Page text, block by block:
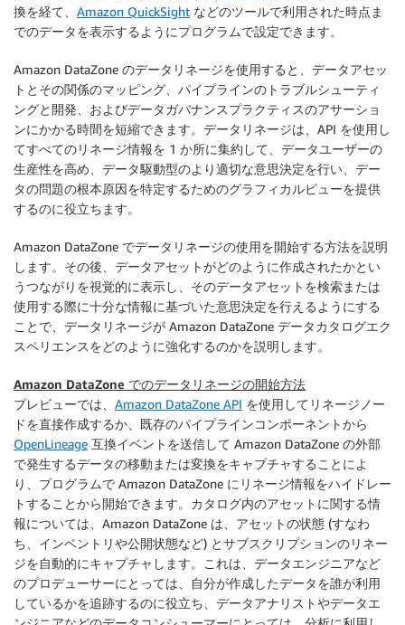
換を経て、 Amazon QuickSight などのツールで利用された時点ま
でのデータを表示するようにプログラムで設定できます。
Amazon DataZone のデータリネージを使用すると、データアセッ
トとその関係のマッピング、パイプラインのトラブルシューティ
ングと開発、およびデータガバナンスプラクティスのアサーショ
ンにかかる時間を短縮できます。データリネージは、API を使用し
てすべてのリネージ情報を 1 か所に集約して、データユーザーの
生産性を高め、データ駆動型のより適切な意思決定を行い、デー
タの問題の根本原因を特定するためのグラフィカルビューを提供
するのに役立ちます。
Amazon DataZone でデータリネージの使用を開始する方法を説明
します。その後、データアセットがどのように作成されたかとい
うつながりを視覚的に表示し、そのデータアセットを検索または
使用する際に十分な情報に基づいた意思決定を行えるようにする
ことで、データリネージが Amazon DataZone データカタログエク
スペリエンスをどのように強化するのかを説明します。
Amazon DataZone でのデータリネージの開始方法
プレビューでは、 Amazon DataZone API を使用してリネージノー
ドを直接作成するか、既存のパイプラインコンポーネントから
OpenLineage 互換イベントを送信して Amazon DataZone の外部
で発生するデータの移動または変換をキャプチャすることによ
り、プログラムで Amazon DataZone にリネージ情報をハイドレー
トすることから開始できます。カタログ内のアセットに関する情
報については、Amazon DataZone は、アセットの状態 (すなわ
ち、インベントリや公開状態など) とサブスクリプションのリネー
ジを自動的にキャプチャします。これは、データエンジニアなど
のプロデューサーにとっては、自分が作成したデータを誰が利用
しているかを追跡するのに役立ち、データアナリストやデータエ